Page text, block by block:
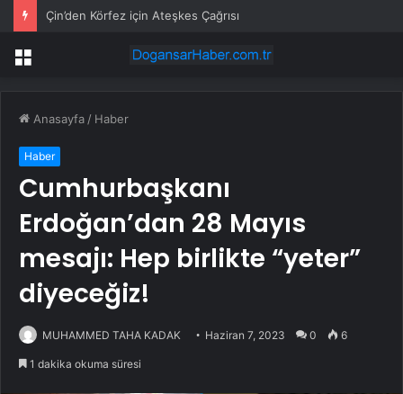
Menü
Anasayfa / Haber
Haber
Cumhurbaşkanı
Erdoğan’dan 28 Mayıs
mesajı: Hep birlikte “yeter”
diyeceğiz!
MUHAMMED TAHA KADAK Haziran 7, 2023 0 6
1 dakika okuma süresi